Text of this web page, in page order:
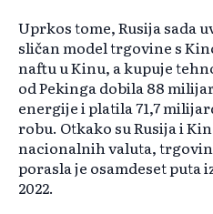
Uprkos tome, Rusija sada
sličan model trgovine s
naftu u Kinu, a kupuje
od Pekinga dobila 88
energije i platila 71,7
robu. Otkako su Rusija i
nacionalnih valuta,
porasla je osamdeset puta
2022.